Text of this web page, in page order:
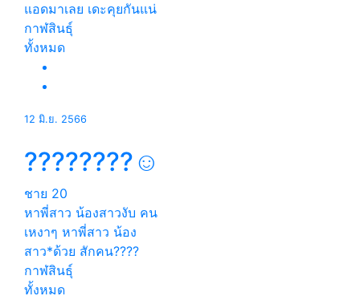
แอดมาเลย เดะคุยกันแน่
กาฬสินธุ์
ทั้งหมด
12 มิ.ย. 2566
????????☺️
ชาย 20
หาพี่สาว น้องสาวงับ คน
เหงาๆ หาพี่สาว น้อง
สาว*ด้วย สักคน????
กาฬสินธุ์
ทั้งหมด